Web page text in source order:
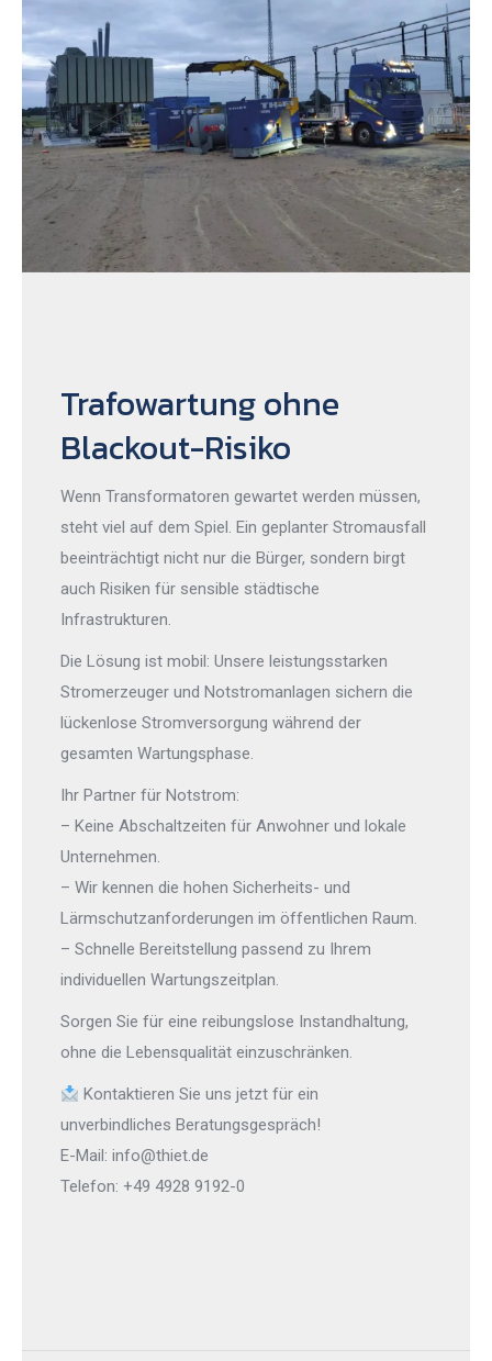
Trafowartung ohne
Blackout-Risiko
Wenn Transformatoren gewartet werden müssen,
steht viel auf dem Spiel. Ein geplanter Stromausfall
beeinträchtigt nicht nur die Bürger, sondern birgt
auch Risiken für sensible städtische
Infrastrukturen.
Die Lösung ist mobil: Unsere leistungsstarken
Stromerzeuger und Notstromanlagen sichern die
lückenlose Stromversorgung während der
gesamten Wartungsphase.
Ihr Partner für Notstrom:
– Keine Abschaltzeiten für Anwohner und lokale
Unternehmen.
– Wir kennen die hohen Sicherheits- und
Lärmschutzanforderungen im öffentlichen Raum.
– Schnelle Bereitstellung passend zu Ihrem
individuellen Wartungszeitplan.
Sorgen Sie für eine reibungslose Instandhaltung,
ohne die Lebensqualität einzuschränken.
Kontaktieren Sie uns jetzt für ein
unverbindliches Beratungsgespräch!
E-Mail: info@thiet.de
Telefon: +49 4928 9192-0